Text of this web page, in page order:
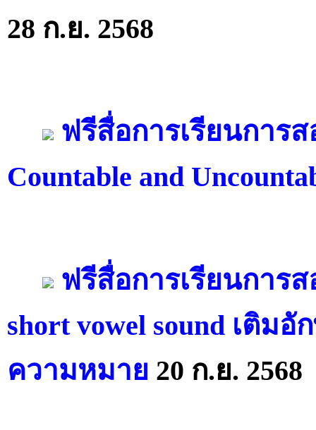
28 ก.ย. 2568
ฟรีสื่อการเรียนการ
Countable and
ฟรีสื่อการเรียนการ
short vowel sound เติม
ความหมาย 20 ก.ย. 2568